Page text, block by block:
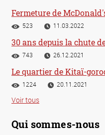
Fermeture de
523 11.03.2022
30 ans depuis la chute
743 26.12.2021
Le quartier de Kitaï-
1224 20.11.2021
Voir tous
Qui sommes-nous